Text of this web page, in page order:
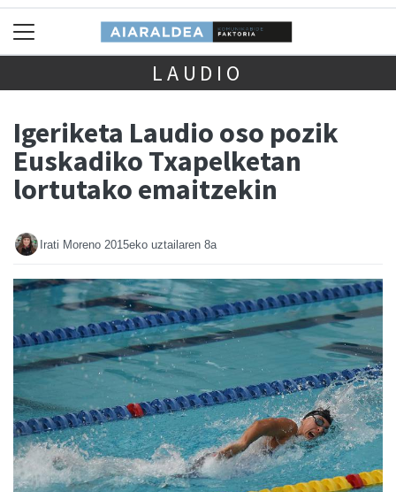
LAUDIO
Igeriketa Laudio oso pozik
Euskadiko Txapelketan
lortutako emaitzekin
Irati Moreno 2015eko uztailaren 8a